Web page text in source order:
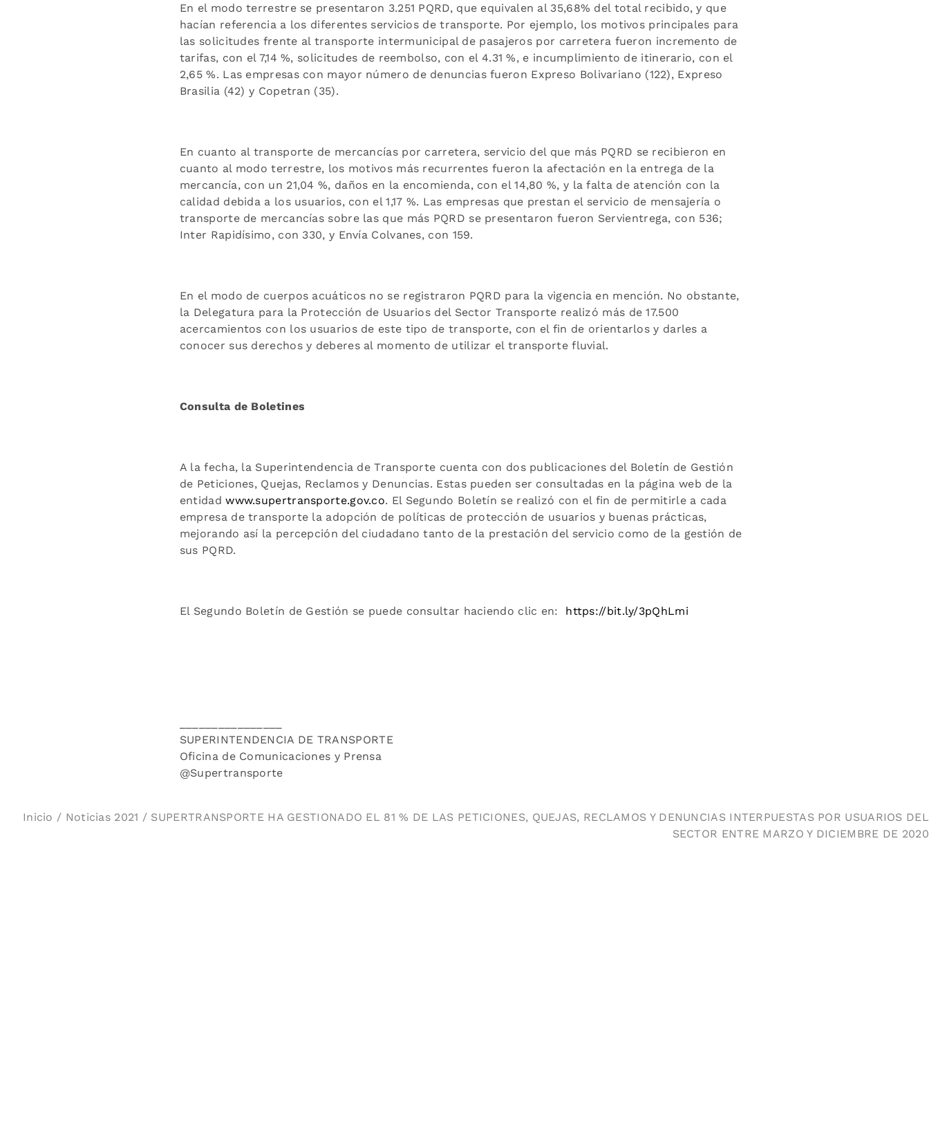
En el modo terrestre se presentaron 3.251 PQRD, que equivalen al 35,68% del total recibido, y que
hacían referencia a los diferentes servicios de transporte. Por ejemplo, los motivos principales para
las solicitudes frente al transporte intermunicipal de pasajeros por carretera fueron incremento de
tarifas, con el 7,14 %, solicitudes de reembolso, con el 4.31 %, e incumplimiento de itinerario, con el
2,65 %. Las empresas con mayor número de denuncias fueron Expreso Bolivariano (122), Expreso
Brasilia (42) y Copetran (35).
En cuanto al transporte de mercancías por carretera, servicio del que más PQRD se recibieron en
cuanto al modo terrestre, los motivos más recurrentes fueron la afectación en la entrega de la
mercancía, con un 21,04 %, daños en la encomienda, con el 14,80 %, y la falta de atención con la
calidad debida a los usuarios, con el 1,17 %. Las empresas que prestan el servicio de mensajería o
transporte de mercancías sobre las que más PQRD se presentaron fueron Servientrega, con 536;
Inter Rapidísimo, con 330, y Envía Colvanes, con 159.
En el modo de cuerpos acuáticos no se registraron PQRD para la vigencia en mención. No obstante,
la Delegatura para la Protección de Usuarios del Sector Transporte realizó más de 17.500
acercamientos con los usuarios de este tipo de transporte, con el fin de orientarlos y darles a
conocer sus derechos y deberes al momento de utilizar el transporte fluvial.
Consulta de Boletines
A la fecha, la Superintendencia de Transporte cuenta con dos publicaciones del Boletín de Gestión
de Peticiones, Quejas, Reclamos y Denuncias. Estas pueden ser consultadas en la página web de la
entidadwww.supertransporte.gov.co. El Segundo Boletín se realizó con el fin de permitirle a cada
empresa de transporte la adopción de políticas de protección de usuarios y buenas prácticas,
mejorando así la percepción del ciudadano tanto de la prestación del servicio como de la gestión de
sus PQRD.
El Segundo Boletín de Gestión se puede consultar haciendo clic en: https://bit.ly/3pQhLmi
SUPERINTENDENCIA DE TRANSPORTE
Oficina de Comunicaciones y Prensa
@Supertransporte
Inicio / Noticias 2021 / SUPERTRANSPORTE HA GESTIONADO EL 81 % DE LAS PETICIONES, QUEJAS, RECLAMOS Y DENUNCIAS INTERPUESTAS POR USUARIOS DEL
SECTOR ENTRE MARZO Y DICIEMBRE DE 2020